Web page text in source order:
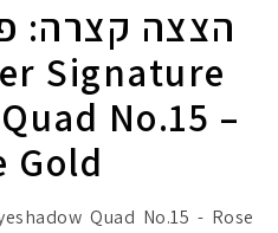
הצצה קצרה:
Signature
No.15 –
Gold